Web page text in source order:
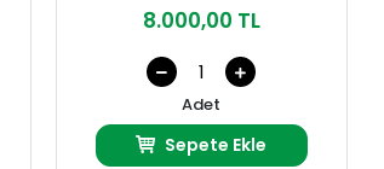
8.000,00 TL
Adet
Sepete Ekle